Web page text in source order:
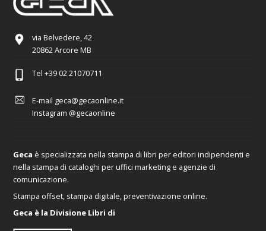
via Belvedere, 42
20862 Arcore MB
Tel +39 02 21070711
E-mail geca@gecaonline.it
Instagram @gecaonline
Geca è specializzata nella stampa di libri per editori indipendenti e
nella stampa di cataloghi per uffici marketing e agenzie di
comunicazione.
Stampa offset, stampa digitale, preventivazione online.
Geca è la Divisione Libri di